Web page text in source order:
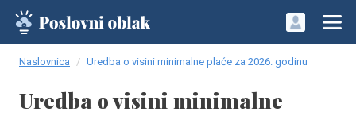
Naslovnica Uredba o visini minimalne plaće za 2026. godinu
Uredba o visini minimalne